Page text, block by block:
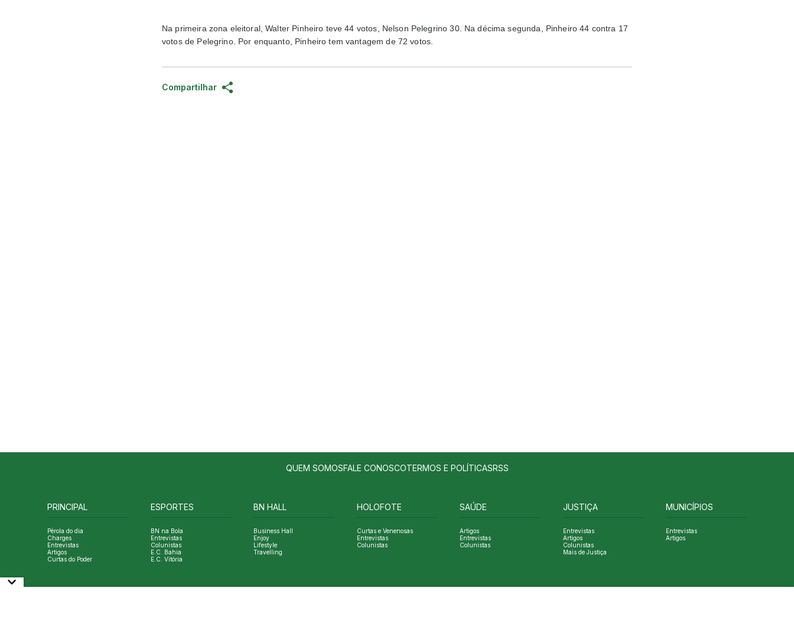
Na primeira zona eleitoral, Walter Pinheiro teve 44 votos, Nelson Pelegrino 30. Na décima segunda
Pinheiro 44 contra 17
votos de Pelegrino. Por enquanto, Pinheiro tem vantagem de 72 votos.
Compartilhar
QUEM SOMOSFALE CONOSCOTERMOS E POLÍTICASRSS
PRINCIPAL
Pérola do dia
Charges
Entrevistas
Artigos
Curtas do Poder
ESPORTES
BN na Bola
Entrevistas
Colunistas
E.C. Bahia
E.C. Vitória
BN HALL
Business Hall
Enjoy
Lifestyle
Travelling
HOLOFOTE
Curtas e Venenosas
Entrevistas
Colunistas
SAÚDE
Artigos
Entrevistas
Colunistas
JUSTIÇA
Entrevistas
Artigos
Colunistas
Mais de Justiça
MUNICÍPIOS
Entrevistas
Artigos